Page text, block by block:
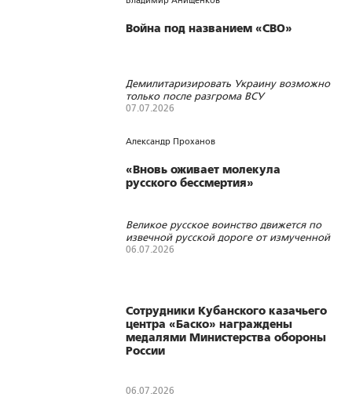
симметрично
Война под названием «СВО»
Демилитаризировать Украину возможно
только после разгрома ВСУ
07.07.2026
Александр Проханов
«Вновь оживает молекула
русского бессмертия»
Великое русское воинство движется по
извечной русской дороге от измученной
дымами и пожарами земли к Царствию
06.07.2026
Сотрудники Кубанского казачьего
центра «Баско» награждены
медалями Министерства обороны
России
06.07.2026